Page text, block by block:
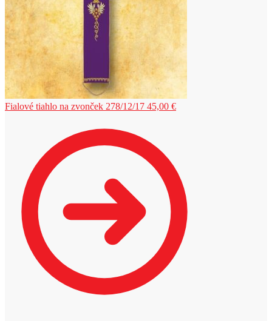
Fialové tiahlo na zvonček 278/12/17 45,00 €